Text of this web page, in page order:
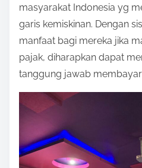
masyarakat Indonesia yg
garis kemiskinan. Dengan
manfaat bagi mereka jika
pajak, diharapkan dapat
tanggung jawab